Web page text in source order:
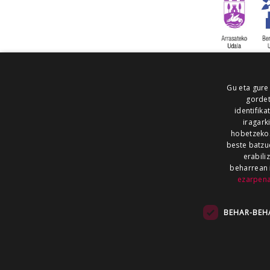
ALEA
NOAUA
Gu eta
hobetzeko.
beste
beharrean
BEHAR-